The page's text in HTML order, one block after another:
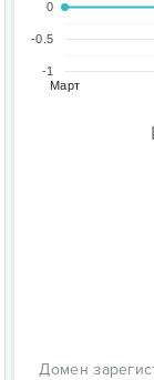
Март
-1
-0.5
0
Домен